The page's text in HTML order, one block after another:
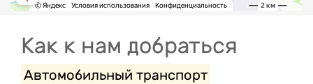
Как к нам добраться
Автомобильный транспорт